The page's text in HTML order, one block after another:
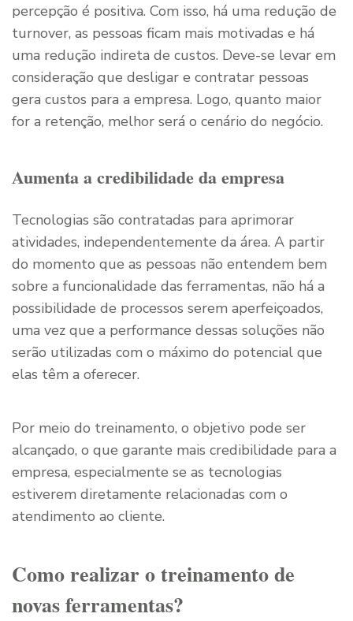
percepção é positiva. Com isso, há uma redução de
turnover, as pessoas ficam mais motivadas e há
uma redução indireta de custos. Deve-se levar em
consideração que desligar e contratar pessoas
gera custos para a empresa. Logo, quanto maior
for a retenção, melhor será o cenário do negócio.
Aumenta a credibilidade da empresa
Tecnologias são contratadas para aprimorar
atividades, independentemente da área. A partir
do momento que as pessoas não entendem bem
sobre a funcionalidade das ferramentas, não há a
possibilidade de processos serem aperfeiçoados,
uma vez que a performance dessas soluções não
serão utilizadas com o máximo do potencial que
elas têm a oferecer.
Por meio do treinamento, o objetivo pode ser
alcançado, o que garante mais credibilidade para a
empresa, especialmente se as tecnologias
estiverem diretamente relacionadas com o
atendimento ao cliente.
Como realizar o treinamento de
novas ferramentas?